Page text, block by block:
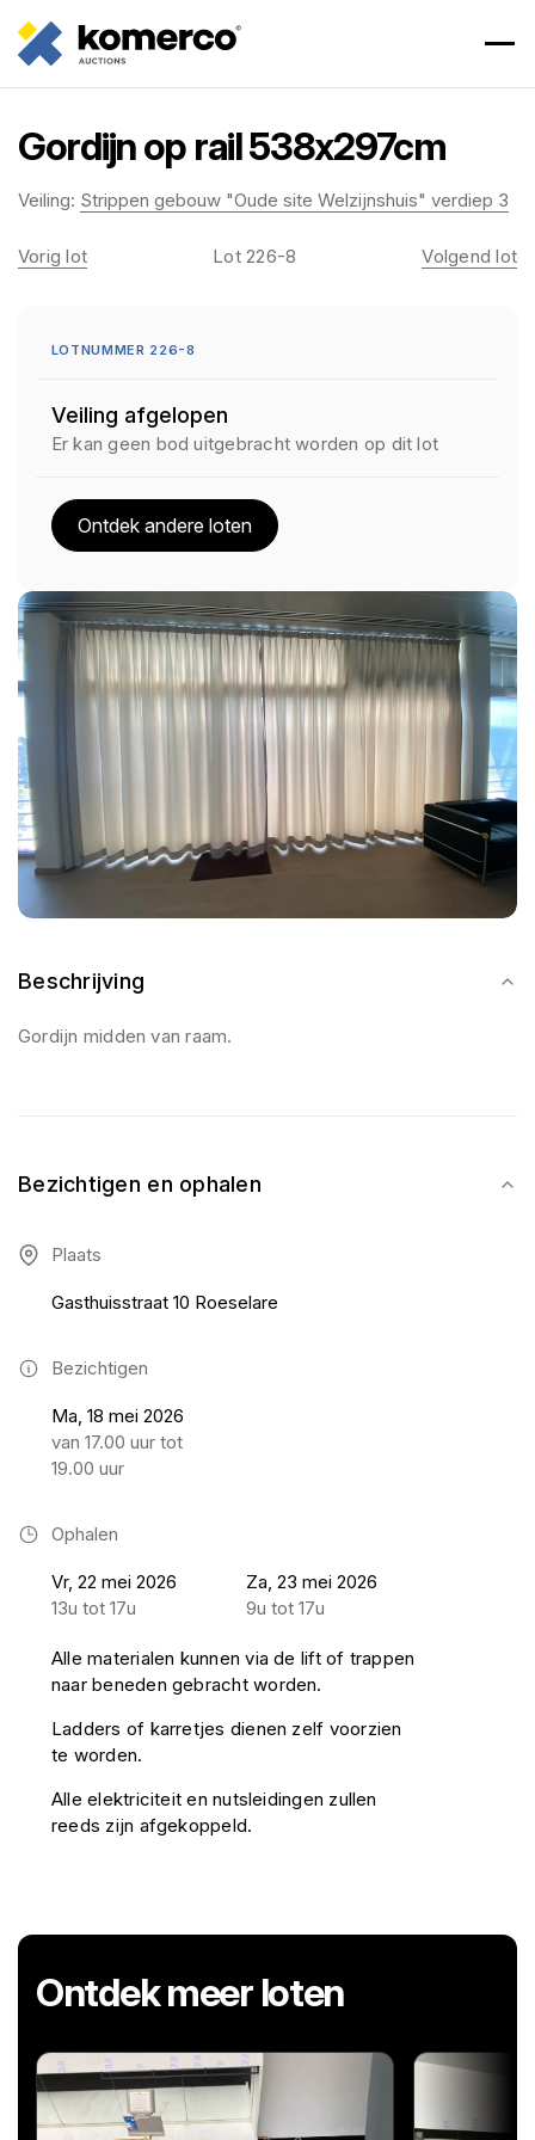
Gordijn op rail 538x297cm
Veiling: Strippen gebouw "Oude site Welzijnshuis" verdiep 3
Beschrijving
Gordijn midden van raam.
Bezichtigen en ophalen
Plaats
Gasthuisstraat 10 Roeselare
Bezichtigen
Ma, 18 mei 2026
van 17.00 uur tot
19.00 uur
Ophalen
Vr, 22 mei 2026
13u tot 17u
Za, 23 mei 2026
9u tot 17u
Alle materialen kunnen via de lift of trappen
naar beneden gebracht worden.
Ladders of karretjes dienen zelf voorzien
te worden.
Alle elektriciteit en nutsleidingen zullen
reeds zijn afgekoppeld.
Vorig lot Lot 226-8 Volgend lot
LOTNUMMER 226-8
Veiling afgelopen
Er kan geen bod uitgebracht worden op dit lot
Ontdek andere loten
Ontdek meer loten